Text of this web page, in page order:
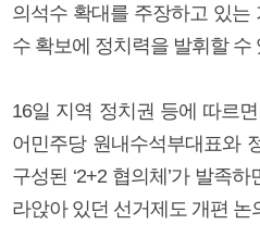
의석수 확대를 주장하고 있는
수 확보에 정치력을 발휘할 수
16일 지역 정치권 등에 따르
어민주당 원내수석부대표와
구성된 ‘2+2 협의체’가 발족
라앉아 있던 선거제도 개편 논